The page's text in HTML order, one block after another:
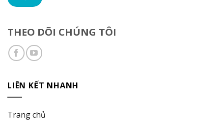
THEO DÕI CHÚNG TÔI
LIÊN KẾT NHANH
Trang chủ